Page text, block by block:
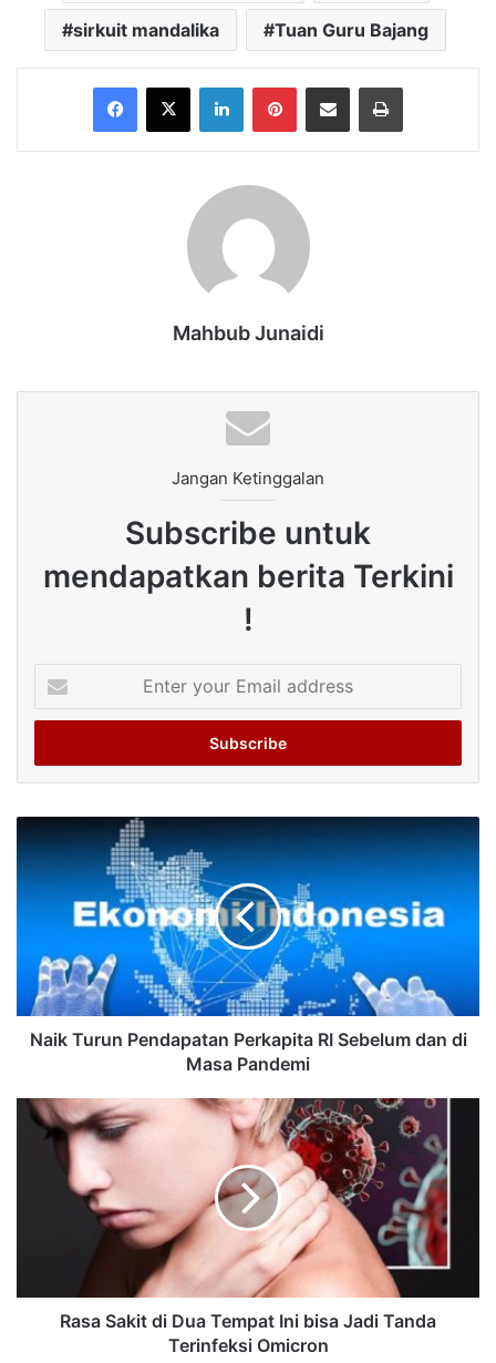
sirkuit mandalika Tuan Guru Bajang
Facebook
X LinkedInPinterestShare via Email Print
Mahbub Junaidi
Jangan Ketinggalan
Subscribe untuk
mendapatkan berita Terkini
!
your
Email
Naik Turun Pendapatan Perkapita RI Sebelum dan di
Masa Pandemi
Rasa Sakit di Dua Tempat Ini bisa Jadi Tanda
Terinfeksi Omicron